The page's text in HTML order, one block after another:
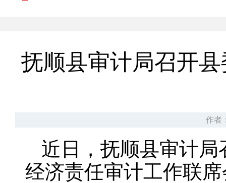
抚顺县审计局召开
作者
近日，抚顺县审计
经济责任审计工作联